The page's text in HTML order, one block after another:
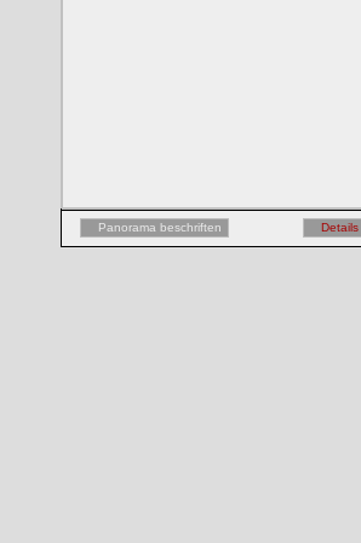
Panorama beschriften Details